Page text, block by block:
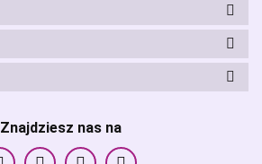
Znajdziesz nas na